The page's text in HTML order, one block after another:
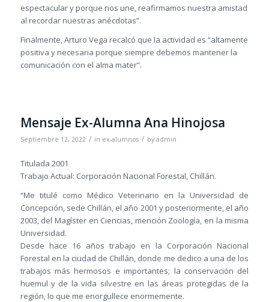
espectacular y porque nos une, reafirmamos nuestra amistad
al recordar nuestras anécdotas”.
Finalmente, Arturo Vega recalcó que la actividad es “altamente
positiva y necesaria porque siempre debemos mantener la
comunicación con el alma mater”.
Mensaje Ex-Alumna Ana Hinojosa
Septiembre 12, 2022 / in ex-alumnos / by admin
Titulada 2001
Trabajo Actual: Corporación Nacional Forestal, Chillán.
“Me titulé como Médico Veterinario en la Universidad de
Concepción, sede Chillán, el año 2001 y posteriormente, el año
2003, del Magíster en Ciencias, mención Zoología, en la misma
Universidad.
Desde hace 16 años trabajo en la Corporación Nacional
Forestal en la ciudad de Chillán, donde me dedico a una de los
trabajos más hermosos e importantes; la conservación del
huemul y de la vida silvestre en las áreas protegidas de la
región, lo que me enorgullece enormemente.